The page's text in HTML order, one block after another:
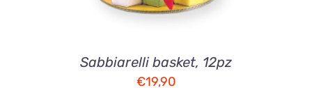
Sabbiarelli basket, 12pz
€19,90